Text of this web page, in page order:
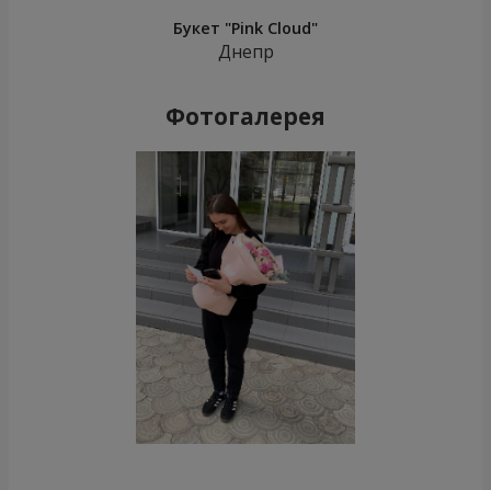
Букет "Pink Cloud"
Днепр
Фотогалерея